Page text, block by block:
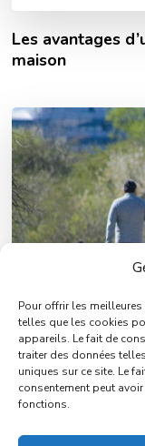
Pour offrir les
telles que les cookies
appareils. Le fait de
traiter des données
uniques sur ce site. Le
consentement peut
fonctions.
Les avantages
maison
Le mobilier
plus attrayantes